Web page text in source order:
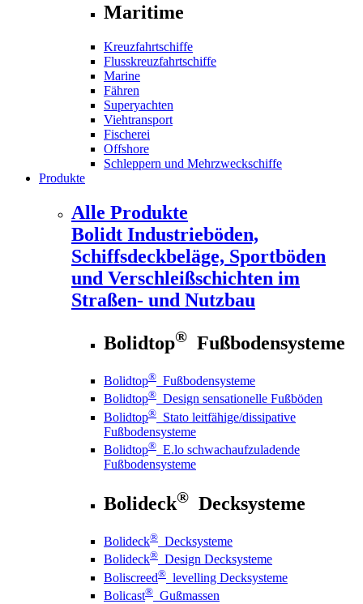
Maritime
Kreuzfahrtschiffe
Flusskreuzfahrtschiffe
Marine
Fähren
Superyachten
Viehtransport
Fischerei
Offshore
Schleppern und Mehrzweckschiffe
Produkte
Alle Produkte
Bolidt Industrieböden,
Schiffsdeckbeläge, Sportböden
und Verschleißschichten im
Straßen- und Nutzbau
Bolidtop® Fußbodensysteme
Bolidtop® Fußbodensysteme
Bolidtop® Design sensationelle Fußböden
Bolidtop® Stato leitfähige/dissipative
Fußbodensysteme
Bolidtop® E.lo schwachaufzuladende
Fußbodensysteme
Bolideck® Decksysteme
Bolideck® Decksysteme
Bolideck® Design Decksysteme
Boliscreed® levelling Decksysteme
Bolicast® Gußmassen